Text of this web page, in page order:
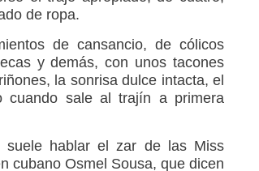
de ropa.
de cansancio, de cólicos
y demás, con unos tacones
la sonrisa dulce intacta, el
cuando sale al trajín a primera
hablar el zar de las Miss
cubano Osmel Sousa, que dicen